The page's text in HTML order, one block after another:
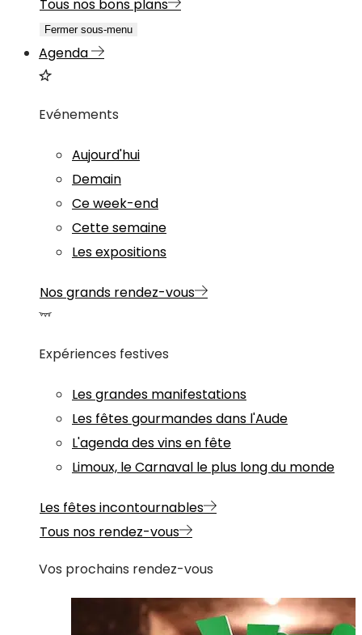
Tous nos bons plans
Fermer sous-menu
Agenda
Evénements
Aujourd'hui
Demain
Ce week-end
Cette semaine
Les expositions
Nos grands rendez-vous
Expériences festives
Les grandes manifestations
Les fêtes gourmandes dans l'Aude
L'agenda des vins en fête
Limoux, le Carnaval le plus long du monde
Les fêtes incontournables
Tous nos rendez-vous
Vos prochains rendez-vous